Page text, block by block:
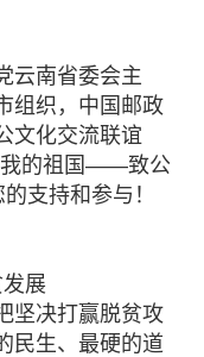
南省委会主
组织，中国邮政
文化交流联谊
我的祖国——致公
支持和参与！
展
决打赢脱贫攻
民生、最硬的道